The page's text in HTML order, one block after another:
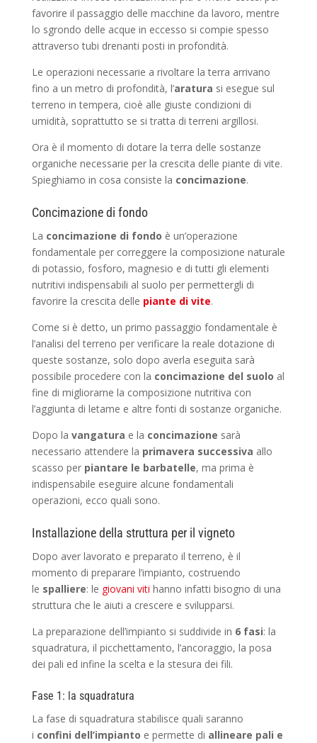
favorire il passaggio delle macchine da lavoro, mentre
lo sgrondo delle acque in eccesso si compie spesso
attraverso tubi drenanti posti in profondità.
Le operazioni necessarie a rivoltare la terra arrivano
fino a un metro di profondità, l’aratura si esegue sul
terreno in tempera, cioè alle giuste condizioni di
umidità, soprattutto se si tratta di terreni argillosi.
Ora è il momento di dotare la terra delle sostanze
organiche necessarie per la crescita delle piante di vite.
Spieghiamo in cosa consiste la concimazione.
Concimazione di fondo
La concimazione di fondo è un’operazione
fondamentale per correggere la composizione naturale
di potassio, fosforo, magnesio e di tutti gli elementi
nutritivi indispensabili al suolo per permettergli di
favorire la crescita delle piante di vite.
Come si è detto, un primo passaggio fondamentale è
l’analisi del terreno per verificare la reale dotazione di
queste sostanze, solo dopo averla eseguita sarà
possibile procedere con la concimazione del suolo al
fine di migliorarne la composizione nutritiva con
l’aggiunta di letame e altre fonti di sostanze organiche.
Dopo la vangatura e la concimazione sarà
necessario attendere la primavera successiva allo
scasso per piantare le barbatelle, ma prima è
indispensabile eseguire alcune fondamentali
operazioni, ecco quali sono.
Installazione della struttura per il vigneto
Dopo aver lavorato e preparato il terreno, è il
momento di preparare l’impianto, costruendo
le spalliere: le giovani viti hanno infatti bisogno di una
struttura che le aiuti a crescere e svilupparsi.
La preparazione dell’impianto si suddivide in 6 fasi: la
squadratura, il picchettamento, l’ancoraggio, la posa
dei pali ed infine la scelta e la stesura dei fili.
Fase 1: la squadratura
La fase di squadratura stabilisce quali saranno
i confini dell’impianto e permette di allineare pali e